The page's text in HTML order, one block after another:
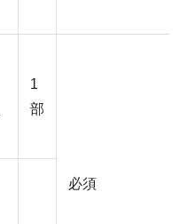
1
部
必須